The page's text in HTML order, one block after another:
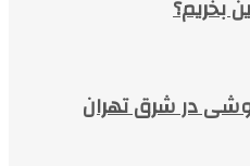
بخریم؟
در شرق تهران